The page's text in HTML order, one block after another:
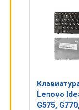
Lenovo
G575,